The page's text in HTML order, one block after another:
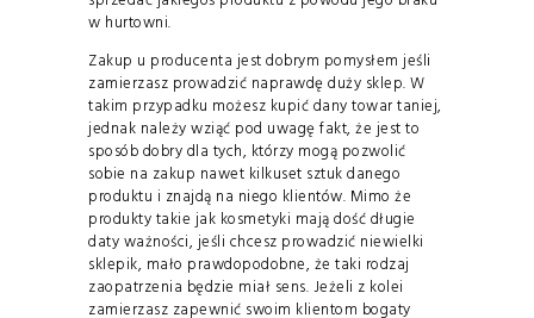
w hurtowni.
Zakup u producenta jest dobrym pomysłem jeśli
zamierzasz prowadzić naprawdę duży sklep. W
takim przypadku możesz kupić dany towar taniej,
jednak należy wziąć pod uwagę fakt, że jest to
sposób dobry dla tych, którzy mogą pozwolić
sobie na zakup nawet kilkuset sztuk danego
produktu i znajdą na niego klientów. Mimo że
produkty takie jak kosmetyki mają dość długie
daty ważności, jeśli chcesz prowadzić niewielki
sklepik, mało prawdopodobne, że taki rodzaj
zaopatrzenia będzie miał sens. Jeżeli z kolei
zamierzasz zapewnić swoim klientom bogaty